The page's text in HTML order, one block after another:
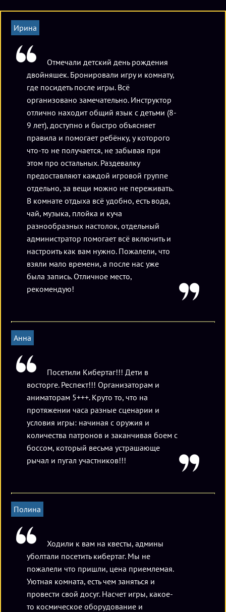
звуковые включения. Существует более 15 игровых
сценариев, рассчитанных на разное количество
участников. Вы можете выбрать любой вариант по
вкусу, от охоты на зомби до классического захвата
базы противника.
Счет в игре ведется в онлайн-формате, при этом
команды зарабатывают очки не только меткими
выстрелами, но и другими способами,
предусмотренными конкретным сценарием. Еще
одна особенность кибертага – видимые лазерные
лучи, что значительно упрощает задачи стрелков, а
заодно превращает игру в великолепное световое
шоу.
Ирина
Отмечали детский день рождения
двойняшек. Бронировали игру и комнату,
где посидеть после игры. Всё
организовано замечательно. Инструктор
отлично находит общий язык с детьми (8-
9 лет), доступно и быстро объясняет
правила и помогает ребёнку, у которого
что-то не получается, не забывая при
этом про остальных. Раздевалку
предоставляют каждой игровой группе
отдельно, за вещи можно не переживать.
В комнате отдыха всё удобно, есть вода,
чай, музыка, плойка и куча
разнообразных настолок, отдельный
администратор помогает всё включить и
настроить как вам нужно. Пожалели, что
взяли мало времени, а после нас уже
была запись. Отличное место,
рекомендую!
Анна
Посетили Кибертаг!!! Дети в
восторге. Респект!!! Организаторам и
аниматорам 5+++. Круто то, что на
протяжении часа разные сценарии и
условия игры: начиная с оружия и
количества патронов и заканчивая боем с
боссом, который весьма устрашающе
рычал и пугал участников!!!
Полина
Ходили к вам на квесты, админы
уболтали посетить кибертаг. Мы не
пожалели что пришли, цена приемлемая.
Уютная комната, есть чем заняться и
провести свой досуг. Насчет игры, какое-
то космическое оборудование и